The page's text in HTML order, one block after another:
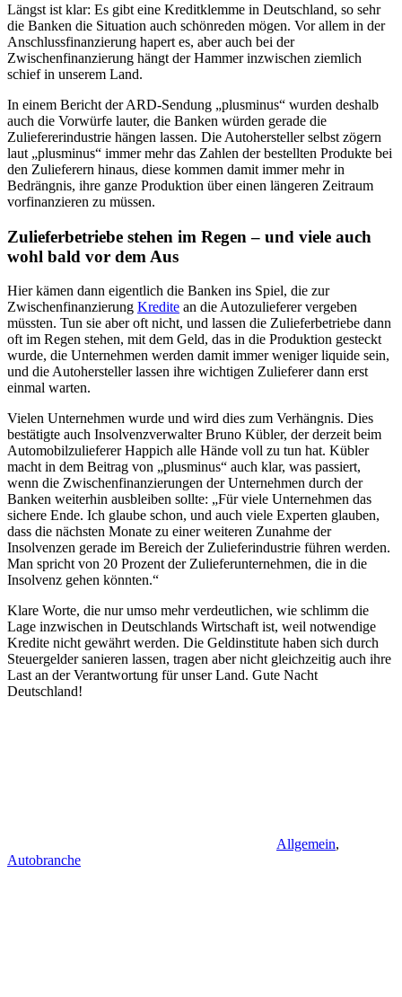
Längst ist klar: Es gibt eine Kreditklemme in Deutschland, so sehr
die Banken die Situation auch schönreden mögen. Vor allem in der
Anschlussfinanzierung hapert es, aber auch bei der
Zwischenfinanzierung hängt der Hammer inzwischen ziemlich
schief in unserem Land.
In einem Bericht der ARD-Sendung „plusminus“ wurden deshalb
auch die Vorwürfe lauter, die Banken würden gerade die
Zuliefererindustrie hängen lassen. Die Autohersteller selbst zögern
laut „plusminus“ immer mehr das Zahlen der bestellten Produkte bei
den Zulieferern hinaus, diese kommen damit immer mehr in
Bedrängnis, ihre ganze Produktion über einen längeren Zeitraum
vorfinanzieren zu müssen.
Zulieferbetriebe stehen im Regen – und viele auch
wohl bald vor dem Aus
Hier kämen dann eigentlich die Banken ins Spiel, die zur
Zwischenfinanzierung Kredite an die Autozulieferer vergeben
müssten. Tun sie aber oft nicht, und lassen die Zulieferbetriebe dann
oft im Regen stehen, mit dem Geld, das in die Produktion gesteckt
wurde, die Unternehmen werden damit immer weniger liquide sein,
und die Autohersteller lassen ihre wichtigen Zulieferer dann erst
einmal warten.
Vielen Unternehmen wurde und wird dies zum Verhängnis. Dies
bestätigte auch Insolvenzverwalter Bruno Kübler, der derzeit beim
Automobilzulieferer Happich alle Hände voll zu tun hat. Kübler
macht in dem Beitrag von „plusminus“ auch klar, was passiert,
wenn die Zwischenfinanzierungen der Unternehmen durch der
Banken weiterhin ausbleiben sollte: „Für viele Unternehmen das
sichere Ende. Ich glaube schon, und auch viele Experten glauben,
dass die nächsten Monate zu einer weiteren Zunahme der
Insolvenzen gerade im Bereich der Zulieferindustrie führen werden.
Man spricht von 20 Prozent der Zulieferunternehmen, die in die
Insolvenz gehen könnten.“
Klare Worte, die nur umso mehr verdeutlichen, wie schlimm die
Lage inzwischen in Deutschlands Wirtschaft ist, weil notwendige
Kredite nicht gewährt werden. Die Geldinstitute haben sich durch
Steuergelder sanieren lassen, tragen aber nicht gleichzeitig auch ihre
Last an der Verantwortung für unser Land. Gute Nacht
Deutschland!
Allgemein,
Autobranche